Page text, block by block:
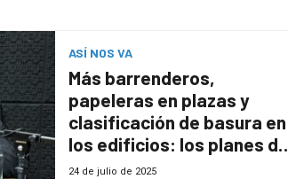
ASÍ NOS VA
Más barrenderos,
papeleras en plazas y
clasificación de basura en
los edificios: los planes de
la IM para limpiar la mugre
24 de julio de 2025